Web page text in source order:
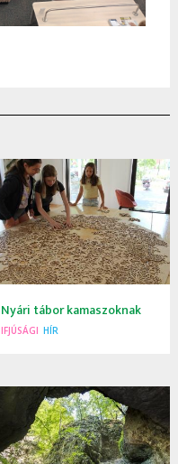
Nyári tábor kamaszoknak
IFJÚSÁGI HÍR